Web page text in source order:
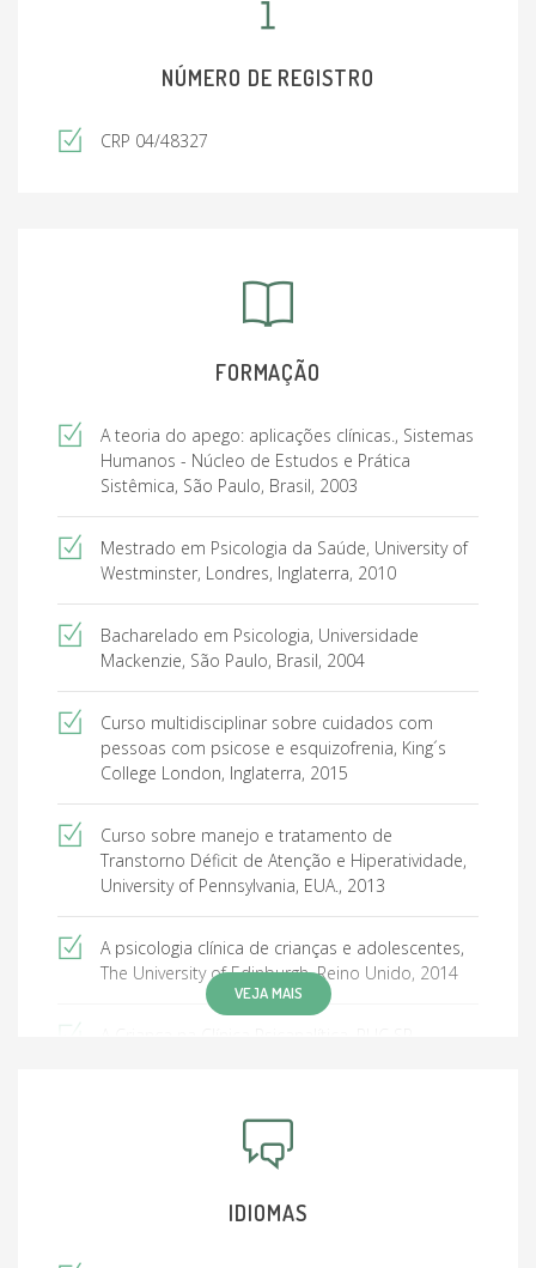
NÚMERO DE REGISTRO
CRP 04/48327
FORMAÇÃO
A teoria do apego: aplicações clínicas., Sistemas
Humanos - Núcleo de Estudos e Prática
Sistêmica, São Paulo, Brasil, 2003
Mestrado em Psicologia da Saúde, University of
Westminster, Londres, Inglaterra, 2010
Bacharelado em Psicologia, Universidade
Mackenzie, São Paulo, Brasil, 2004
Curso multidisciplinar sobre cuidados com
pessoas com psicose e esquizofrenia, King´s
College London, Inglaterra, 2015
Curso sobre manejo e tratamento de
Transtorno Déficit de Atenção e Hiperatividade,
University of Pennsylvania, EUA., 2013
A psicologia clínica de crianças e adolescentes,
The University of Edinburgh, Reino Unido, 2014
Especialista em Problemas da Infância e
Adolescência, Centro Lydia Coriat, 2018
Vivendo com Demência: Impacto nos indivíduos,
VEJA MAIS
IDIOMAS